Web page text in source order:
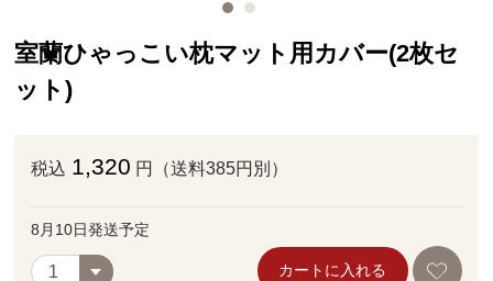
室蘭ひゃっこい枕マット用カバー(2枚セ
ット)
税込 1,320 円（送料385円別）
8月10日発送予定
カートに入れる